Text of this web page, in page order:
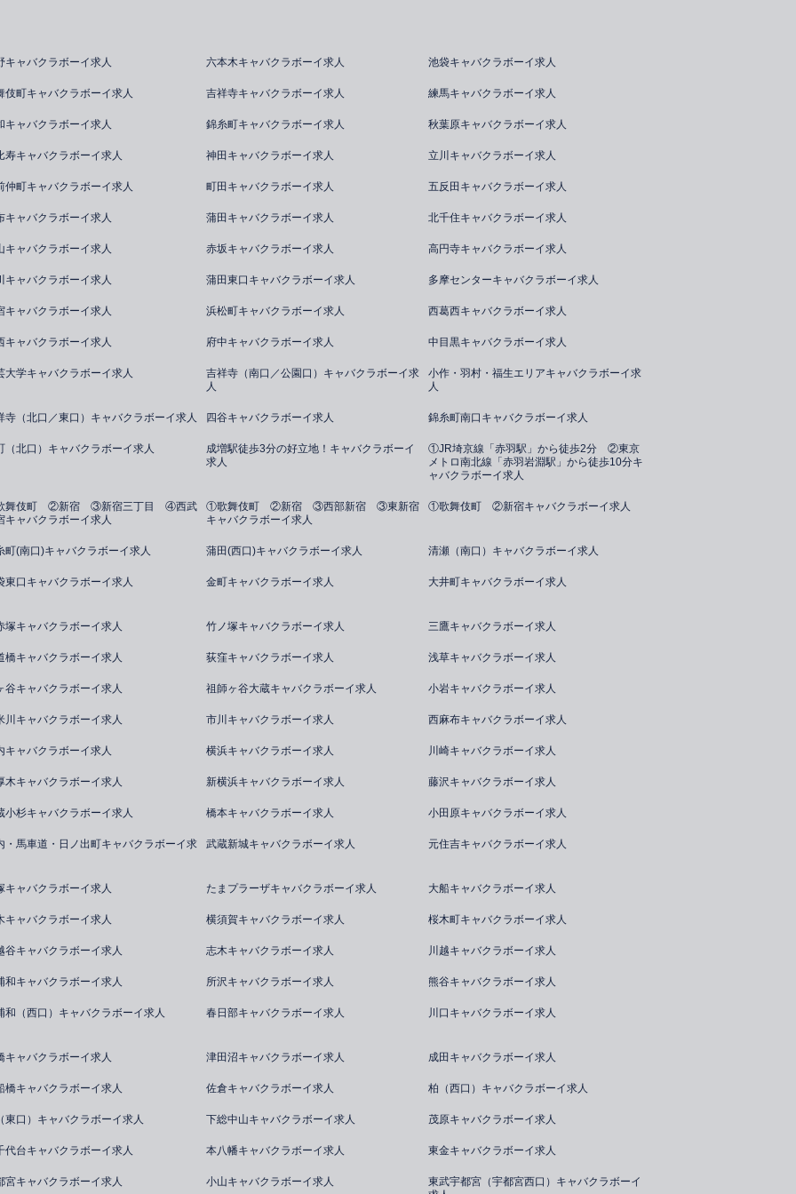
キャバクラボーイ求人 六本木キャバクラボーイ求人 池袋キャバクラボーイ求人
伎町キャバクラボーイ求人 吉祥寺キャバクラボーイ求人 練馬キャバクラボーイ求人
キャバクラボーイ求人 錦糸町キャバクラボーイ求人 秋葉原キャバクラボーイ求人
寿キャバクラボーイ求人 神田キャバクラボーイ求人 立川キャバクラボーイ求人
仲町キャバクラボーイ求人 町田キャバクラボーイ求人 五反田キャバクラボーイ求人
キャバクラボーイ求人 蒲田キャバクラボーイ求人 北千住キャバクラボーイ求人
キャバクラボーイ求人 赤坂キャバクラボーイ求人 高円寺キャバクラボーイ求人
キャバクラボーイ求人 蒲田東口キャバクラボーイ求人 多摩センターキャバクラボーイ求人
キャバクラボーイ求人 浜松町キャバクラボーイ求人 西葛西キャバクラボーイ求人
キャバクラボーイ求人 府中キャバクラボーイ求人 中目黒キャバクラボーイ求人
大学キャバクラボーイ求人
吉祥寺（南口／公園口）キャバクラボーイ求
人
小作・羽村・福生エリアキャバクラボーイ求
人
寺（北口／東口）キャバクラボーイ求人 四谷キャバクラボーイ求人 錦糸町南口キャバクラボーイ求人
（北口）キャバクラボーイ求人
成増駅徒歩3分の好立地！キャバクラボーイ
求人
①JR埼京線「赤羽駅」から徒歩2分 ②東京
メトロ南北線「赤羽岩淵駅」から徒歩10分キ
ャバクラボーイ求人
舞伎町 ②新宿 ③新宿三丁目 ④西武
キャバクラボーイ求人
①歌舞伎町 ②新宿 ③西部新宿 ③東新宿
キャバクラボーイ求人
①歌舞伎町 ②新宿キャバクラボーイ求人
町(南口)キャバクラボーイ求人 蒲田(西口)キャバクラボーイ求人 清瀬（南口）キャバクラボーイ求人
東口キャバクラボーイ求人 金町キャバクラボーイ求人 大井町キャバクラボーイ求人
塚キャバクラボーイ求人 竹ノ塚キャバクラボーイ求人 三鷹キャバクラボーイ求人
橋キャバクラボーイ求人 荻窪キャバクラボーイ求人 浅草キャバクラボーイ求人
谷キャバクラボーイ求人 祖師ヶ谷大蔵キャバクラボーイ求人 小岩キャバクラボーイ求人
川キャバクラボーイ求人 市川キャバクラボーイ求人 西麻布キャバクラボーイ求人
キャバクラボーイ求人 横浜キャバクラボーイ求人 川崎キャバクラボーイ求人
木キャバクラボーイ求人 新横浜キャバクラボーイ求人 藤沢キャバクラボーイ求人
小杉キャバクラボーイ求人 橋本キャバクラボーイ求人 小田原キャバクラボーイ求人
・馬車道・日ノ出町キャバクラボーイ求 武蔵新城キャバクラボーイ求人 元住吉キャバクラボーイ求人
キャバクラボーイ求人 たまプラーザキャバクラボーイ求人 大船キャバクラボーイ求人
キャバクラボーイ求人 横須賀キャバクラボーイ求人 桜木町キャバクラボーイ求人
谷キャバクラボーイ求人 志木キャバクラボーイ求人 川越キャバクラボーイ求人
和キャバクラボーイ求人 所沢キャバクラボーイ求人 熊谷キャバクラボーイ求人
和（西口）キャバクラボーイ求人 春日部キャバクラボーイ求人 川口キャバクラボーイ求人
キャバクラボーイ求人 津田沼キャバクラボーイ求人 成田キャバクラボーイ求人
橋キャバクラボーイ求人 佐倉キャバクラボーイ求人 柏（西口）キャバクラボーイ求人
東口）キャバクラボーイ求人 下総中山キャバクラボーイ求人 茂原キャバクラボーイ求人
代台キャバクラボーイ求人 本八幡キャバクラボーイ求人 東金キャバクラボーイ求人
宮キャバクラボーイ求人 小山キャバクラボーイ求人
東武宇都宮（宇都宮西口）キャバクラボーイ